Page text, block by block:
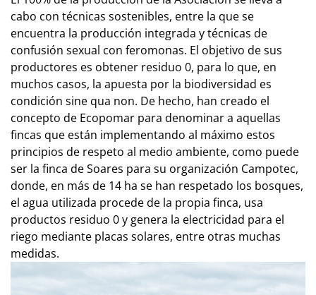
cabo con técnicas sostenibles, entre la que se
encuentra la producción integrada y técnicas de
confusión sexual con feromonas. El objetivo de sus
productores es obtener residuo 0, para lo que, en
muchos casos, la apuesta por la biodiversidad es
condición sine qua non. De hecho, han creado el
concepto de Ecopomar para denominar a aquellas
fincas que están implementando al máximo estos
principios de respeto al medio ambiente, como puede
ser la finca de Soares para su organización Campotec,
donde, en más de 14 ha se han respetado los bosques,
el agua utilizada procede de la propia finca, usa
productos residuo 0 y genera la electricidad para el
riego mediante placas solares, entre otras muchas
medidas.